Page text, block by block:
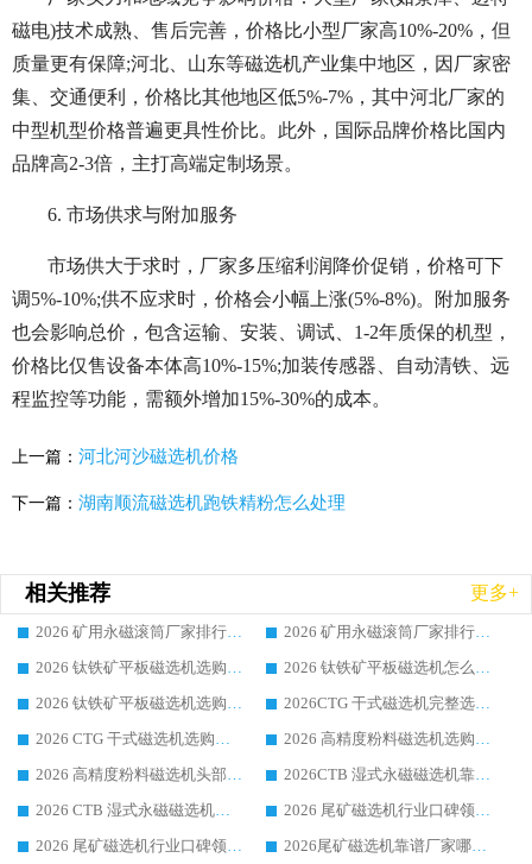
磁电)技术成熟、售后完善，价格比小型厂家高10%-20%，但
质量更有保障;河北、山东等磁选机产业集中地区，因厂家密
集、交通便利，价格比其他地区低5%-7%，其中河北厂家的
中型机型价格普遍更具性价比。此外，国际品牌价格比国内
品牌高2-3倍，主打高端定制场景。
6. 市场供求与附加服务
市场供大于求时，厂家多压缩利润降价促销，价格可下
调5%-10%;供不应求时，价格会小幅上涨(5%-8%)。附加服务
也会影响总价，包含运输、安装、调试、1-2年质保的机型，
价格比仅售设备本体高10%-15%;加装传感器、自动清铁、远
程监控等功能，需额外增加15%-30%的成本。
上一篇： 河北河沙磁选机价格
下一篇： 湖南顺流磁选机跑铁精粉怎么处理
相关推荐 更多+
2026 矿用永磁滚筒厂家排行榜选购干货指南 行业口碑标杆华体会手机网页版-华体会(中国) 实力出众
2026 矿用永磁滚筒厂家排行榜选购指南，行业口碑领域强者华体会手机网页版-华体会(中国)
2026 钛铁矿平板磁选机选购全攻略 市场公认优质品牌厂家实力排行榜
2026 钛铁矿平板磁选机怎么选 靠谱生产企业实力排行榜选购参考攻略
2026 钛铁矿平板磁选机选购指南 行业口碑优选品牌生产企业实力排行榜
2026CTG 干式磁选机完整选购指南 行业口碑顶尖靠谱生产龙头厂家实力推荐
2026 CTG 干式磁选机选购指南|行业口碑靠谱生产厂家领域强者推荐
2026 高精度粉料磁选机选购全攻略 行业优质品牌华体会手机网页版-华体会(中国) 实力深度解析
2026 高精度粉料磁选机头部厂家选购指南 行业口碑靠谱品牌推荐 领域强者华体会手机网页版-华体会(中国) 解析
2026CTB 湿式永磁磁选机靠谱厂家实力排行榜 铁矿选矿设备采购全流程选购指南
2026 CTB 湿式永磁磁选机选购指南|行业口碑良好品牌推荐，领域强者华体会手机网页版-华体会(中国)
2026 尾矿磁选机行业口碑领域强者，源头直供国内主流厂家华体会手机网页版-华体会(中国) 一站式服务
2026 尾矿磁选机行业口碑领域强者，源头直供国内主流厂家华体会手机网页版-华体会(中国) 一站式服务
2026尾矿磁选机靠谱厂家哪家好 行业口碑领域强者华体会手机网页版-华体会(中国) 推荐